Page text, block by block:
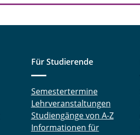
Für Studierende
Semestertermine
Lehrveranstaltungen
Studiengänge von A-Z
Informationen für